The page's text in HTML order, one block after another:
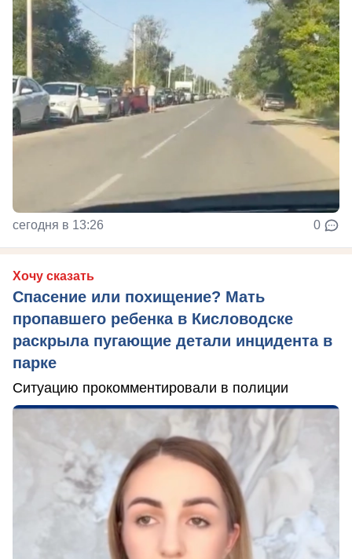
сегодня в 13:26 0
Хочу сказать
Спасение или похищение? Мать
пропавшего ребенка в Кисловодске
раскрыла пугающие детали инцидента в
парке
Ситуацию прокомментировали в полиции